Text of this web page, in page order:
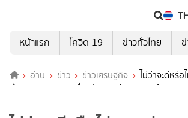
หน้าแรก
โควิด-19 ข่าวทั่วไทย
อ่าน ข่าว ข่าวเศรษฐกิจ
ไม่ว่าจะดีหรื
พึ่งพาแชทบอท AI เพื่อสนับสนุนด้านอารมณ์